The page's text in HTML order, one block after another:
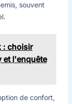
souvent
: choisir
et l'enquête
de confort,